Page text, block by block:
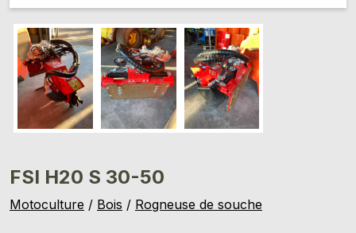
FSI H20 S 30-50
Motoculture / Bois / Rogneuse de souche